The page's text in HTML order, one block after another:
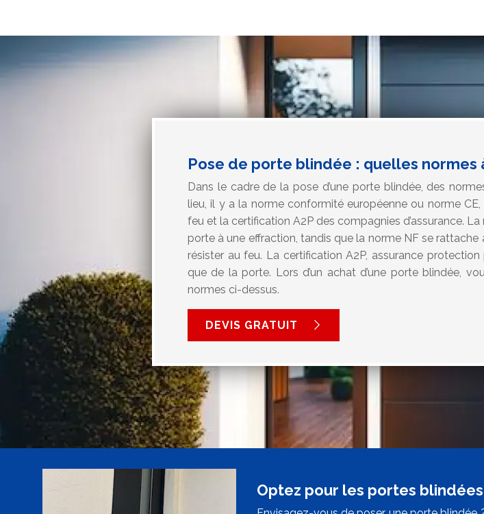
Pose de porte blindée : quelles normes
Dans le cadre de la pose d’une porte blindée, des
lieu, il y a la norme conformité européenne ou norme
feu et la certification A2P des compagnies d’assurance.
porte à une effraction, tandis que la norme NF se
résister au feu. La certification A2P, assurance
que de la porte. Lors d’un achat d’une porte blindée,
normes ci-dessus.
DEVIS GRATUIT
Optez pour les portes